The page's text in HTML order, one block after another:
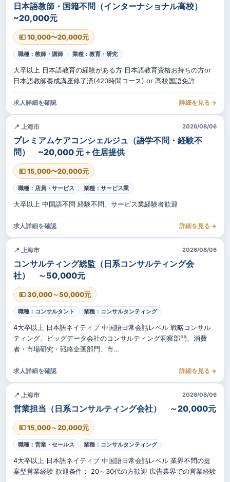
日本語教師・国籍不問（インターナショナル高校）
~20,000元
💴 10,000〜20,000元
職種：教師・講師 業種：教育・研究
大卒以上 日本語教育の経験がある方 日本語教育資格お持ちの方or
日本語教師養成講座修了済(420時間コース) or 高校国語免許
求人詳細を確認 詳細を見る →
📍 上海市 2026/08/06
プレミアムケアコンシェルジュ（語学不問・経験不
問） ~20,000 元＋住居提供
💴 15,000〜20,000元
職種：店員・サービス 業種：サービス業
大卒以上 中国語不問 経験不問、サービス業経験者歓迎
求人詳細を確認 詳細を見る →
📍 上海市 2026/08/06
コンサルティング総監（日系コンサルティング会
社） ～50,000元
💴 30,000～50,000元
職種：コンサルタント 業種：コンサルタンティング
4大卒以上 日本語ネイティブ 中国語日常会話レベル 戦略コンサル
ティング、ビッグデータ会社のコンサルティング洞察部門、消費
者・市場研究・戦略企画部門、市…
求人詳細を確認 詳細を見る →
📍 上海市 2026/08/06
営業担当（日系コンサルティング会社） ～20,000元
💴 15,000～20,000元
職種：営業・セールス 業種：コンサルタンティング
4大卒以上 日本語ネイティブ 中国語日常会話レベル 業界不問の提
案型営業経験 歓迎条件： 20～30代の方歓迎 広告業界での営業経験